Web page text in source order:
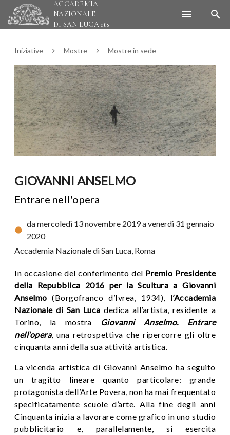
ACCADEMIA
NAZIONALE
DI SAN LUCAets
Iniziative Mostre Mostre in sede
GIOVANNI ANSELMO
Entrare nell'opera
da mercoledì 13 novembre 2019a venerdì 31 gennaio
2020
Accademia Nazionale di San Luca, Roma
In occasione del conferimento del Premio Presidente
della Repubblica 2016 per la Scultura a Giovanni
Anselmo (Borgofranco d’Ivrea, 1934), l’Accademia
Nazionale di San Luca dedica all’artista, residente a
Torino, la mostra
Giovanni Anselmo. Entrare
nell’opera, una retrospettiva che ripercorre gli oltre
cinquanta anni della sua attività artistica.
La vicenda artistica di Giovanni Anselmo ha seguito
un tragitto lineare quanto particolare: grande
protagonista dell’Arte Povera, non ha mai frequentato
specificatamente scuole d’arte. Alla fine degli anni
Cinquanta inizia a lavorare come grafico in uno studio
pubblicitario e, parallelamente, si esercita